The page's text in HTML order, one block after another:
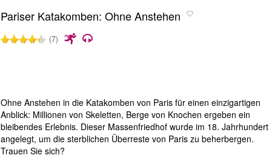
Pariser Katakomben: Ohne Anstehen
(7)
Ohne Anstehen in die Katakomben von Paris für einen einzigartigen
Anblick: Millionen von Skeletten, Berge von Knochen ergeben ein
bleibendes Erlebnis. Dieser Massenfriedhof wurde im 18. Jahrhundert
angelegt, um die sterblichen Überreste von Paris zu beherbergen.
Trauen Sie sich?